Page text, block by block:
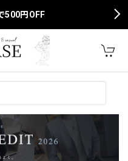
500円OFF